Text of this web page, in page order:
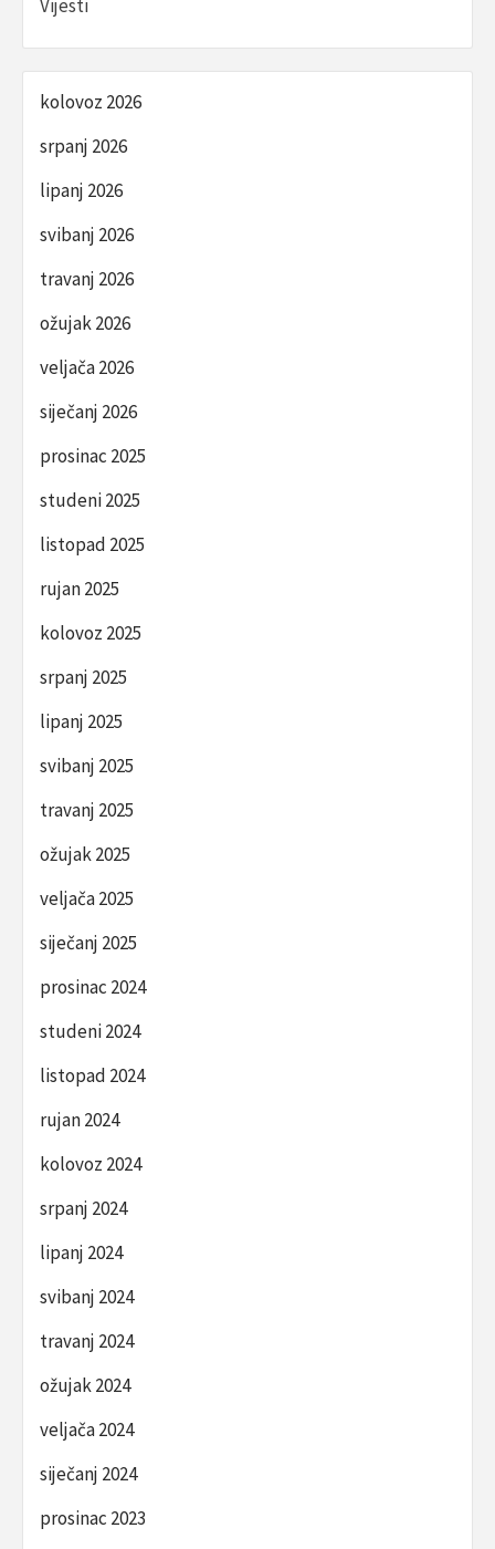
Vijesti
kolovoz 2026
srpanj 2026
lipanj 2026
svibanj 2026
travanj 2026
ožujak 2026
veljača 2026
siječanj 2026
prosinac 2025
studeni 2025
listopad 2025
rujan 2025
kolovoz 2025
srpanj 2025
lipanj 2025
svibanj 2025
travanj 2025
ožujak 2025
veljača 2025
siječanj 2025
prosinac 2024
studeni 2024
listopad 2024
rujan 2024
kolovoz 2024
srpanj 2024
lipanj 2024
svibanj 2024
travanj 2024
ožujak 2024
veljača 2024
siječanj 2024
prosinac 2023